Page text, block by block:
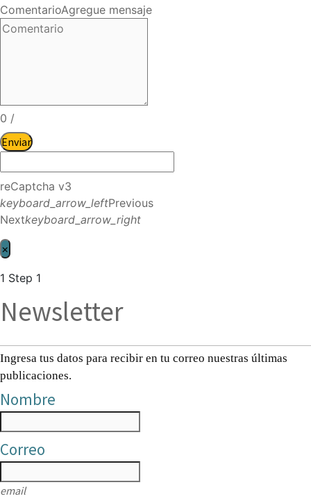
ComentarioAgregue mensaje
0 /
Enviar
reCaptcha v3
keyboard_arrow_leftPrevious
Nextkeyboard_arrow_right
×
1 Step 1
Newsletter
Ingresa tus datos para recibir en tu correo nuestras últimas
publicaciones.
Nombre
Correo
email